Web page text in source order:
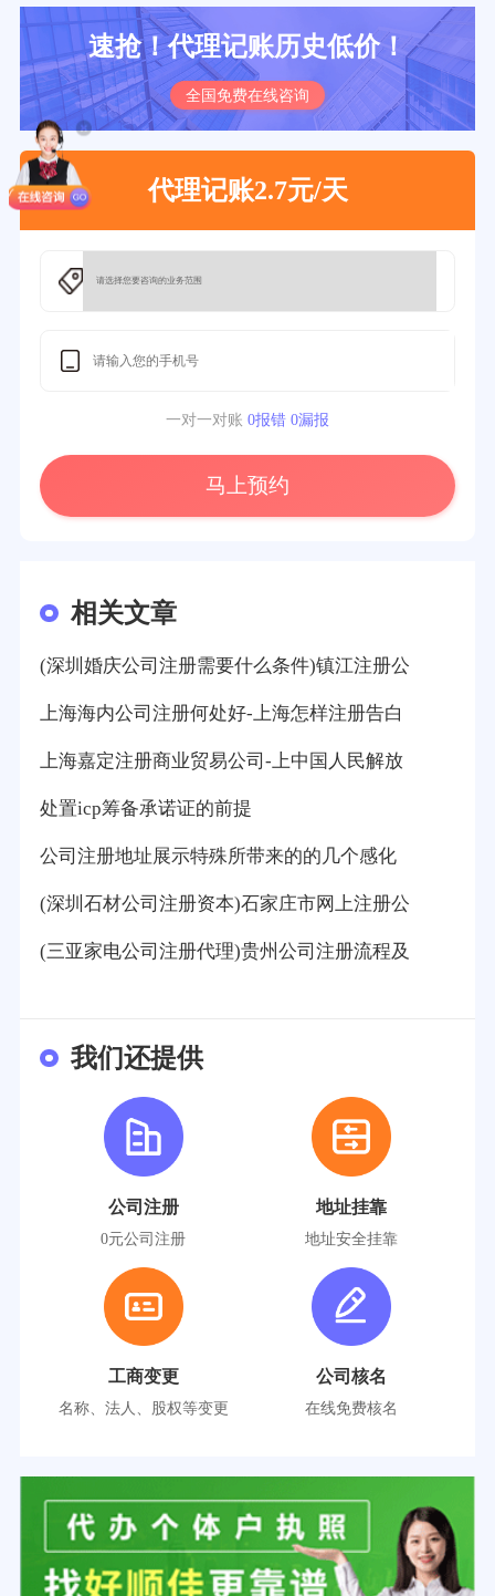
速抢！代理记账历史低价！
全国免费在线咨询
代理记账2.7元/天
一对一对账 0报错 0漏报
马上预约
相关文章
(深圳婚庆公司注册需要什么条件)镇江注册公
上海海内公司注册何处好-上海怎样注册告白
上海嘉定注册商业贸易公司-上中国人民解放
处置icp筹备承诺证的前提
公司注册地址展示特殊所带来的的几个感化
(深圳石材公司注册资本)石家庄市网上注册公
(三亚家电公司注册代理)贵州公司注册流程及
我们还提供
公司注册
0元公司注册
地址挂靠
地址安全挂靠
工商变更
名称、法人、股权等变更
公司核名
在线免费核名